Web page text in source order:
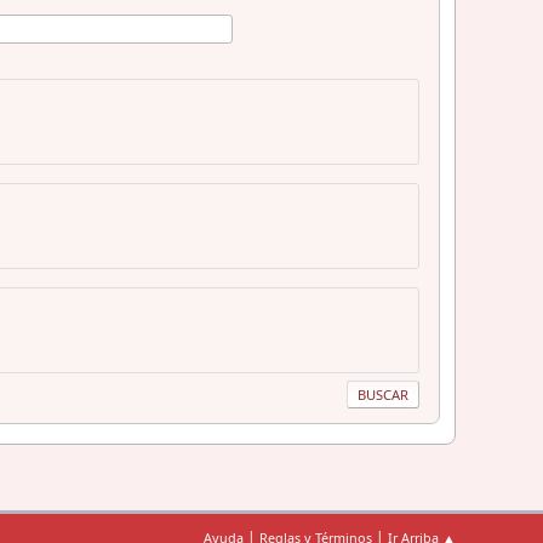
Ayuda | Reglas y Términos | Ir Arriba ▲